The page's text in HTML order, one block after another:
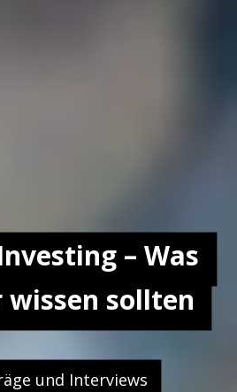
– Was
wissen sollten
und Interviews